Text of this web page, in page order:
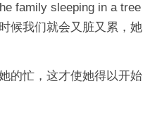
family sleeping in a tree
候我们就会又脏又累，她
的忙，这才使她得以开始